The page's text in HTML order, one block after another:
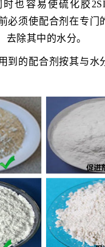
也容易使硫化胶
必须使配合剂在专门
去除其中的水分。
到的配合剂按其与水